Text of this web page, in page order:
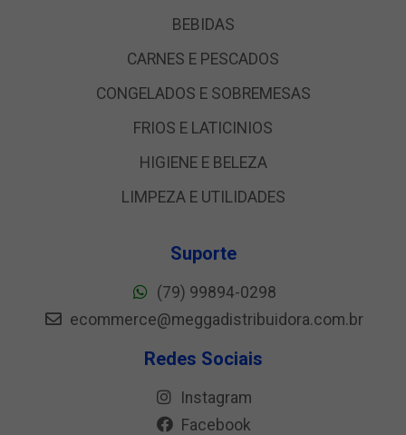
BEBIDAS
CARNES E PESCADOS
CONGELADOS E SOBREMESAS
FRIOS E LATICINIOS
HIGIENE E BELEZA
LIMPEZA E UTILIDADES
Suporte
(79) 99894-0298
ecommerce@meggadistribuidora.com.br
Redes Sociais
Instagram
Facebook